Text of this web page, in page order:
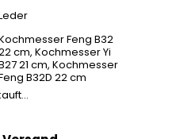
Feng B32
cm, Kochmesser Yi
21 cm, Kochmesser
B32D 22 cm